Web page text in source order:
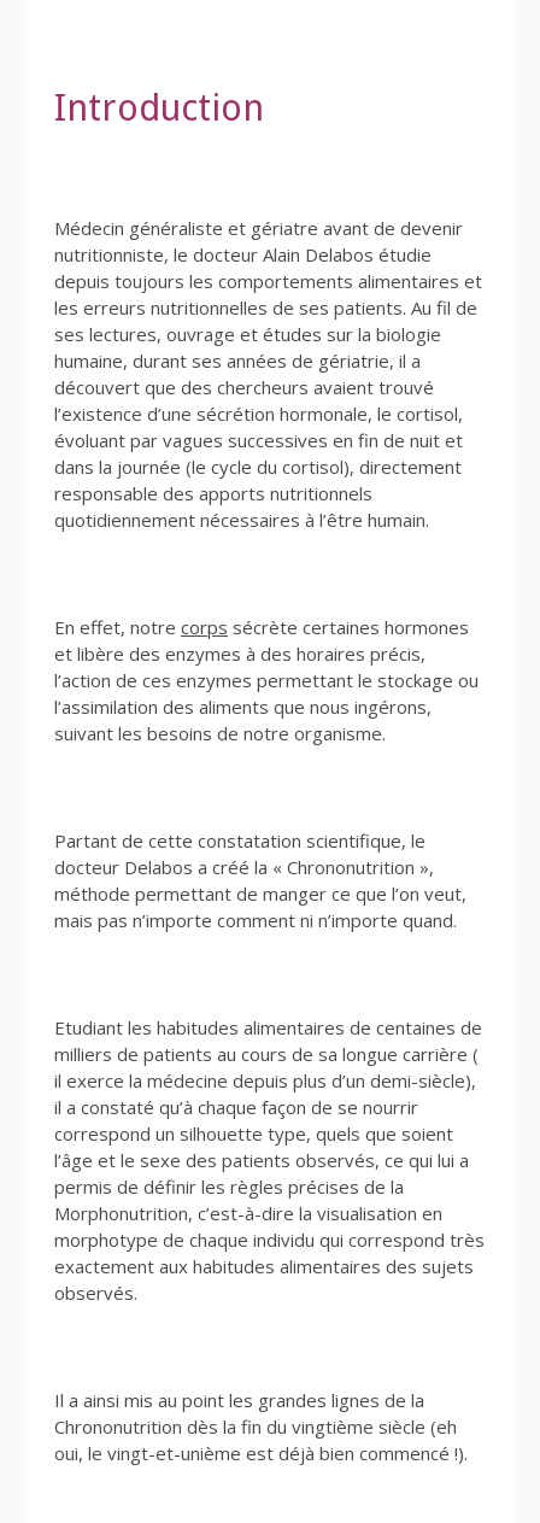
Introduction
Médecin généraliste et gériatre avant de devenir
nutritionniste, le docteur Alain Delabos étudie
depuis toujours les comportements alimentaires et
les erreurs nutritionnelles de ses patients. Au fil de
ses lectures, ouvrage et études sur la biologie
humaine, durant ses années de gériatrie, il a
découvert que des chercheurs avaient trouvé
l’existence d’une sécrétion hormonale, le cortisol,
évoluant par vagues successives en fin de nuit et
dans la journée (le cycle du cortisol), directement
responsable des apports nutritionnels
quotidiennement nécessaires à l’être humain.
En effet, notre corps sécrète certaines hormones
et libère des enzymes à des horaires précis,
l’action de ces enzymes permettant le stockage ou
l’assimilation des aliments que nous ingérons,
suivant les besoins de notre organisme.
Partant de cette constatation scientifique, le
docteur Delabos a créé la « Chrononutrition »,
méthode permettant de manger ce que l’on veut,
mais pas n’importe comment ni n’importe quand.
Etudiant les habitudes alimentaires de centaines de
milliers de patients au cours de sa longue carrière (
il exerce la médecine depuis plus d’un demi-siècle),
il a constaté qu’à chaque façon de se nourrir
correspond un silhouette type, quels que soient
l’âge et le sexe des patients observés, ce qui lui a
permis de définir les règles précises de la
Morphonutrition, c’est-à-dire la visualisation en
morphotype de chaque individu qui correspond très
exactement aux habitudes alimentaires des sujets
observés.
Il a ainsi mis au point les grandes lignes de la
Chrononutrition dès la fin du vingtième siècle (eh
oui, le vingt-et-unième est déjà bien commencé !).